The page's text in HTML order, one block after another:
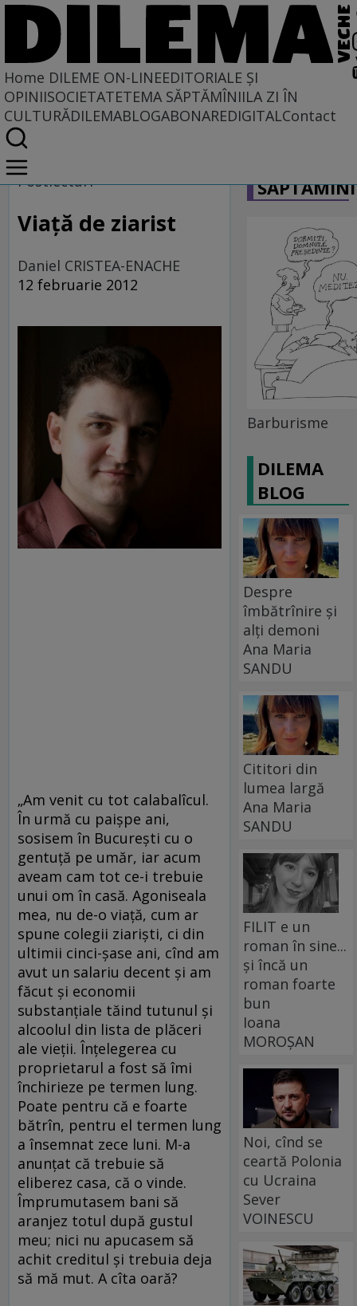
Home DILEME ON-LINEEDITORIALE ȘI
OPINIISOCIETATETEMA SĂPTĂMÎNIILA ZI ÎN
CULTURĂDILEMABLOGABONAREDIGITALContact
Home
Dileme on-line
Postlecturi
Viaţă de ziarist
Daniel CRISTEA-ENACHE
12 februarie 2012
„Am venit cu tot calabalîcul.
În urmă cu paişpe ani,
sosisem în Bucureşti cu o
gentuţă pe umăr, iar acum
aveam cam tot ce-i trebuie
unui om în casă. Agoniseala
mea, nu de-o viaţă, cum ar
spune colegii ziarişti, ci din
ultimii cinci-şase ani, cînd am
avut un salariu decent şi am
făcut şi economii
substanţiale tăind tutunul şi
alcoolul din lista de plăceri
ale vieţii. Înţelegerea cu
proprietarul a fost să îmi
închirieze pe termen lung.
Poate pentru că e foarte
bătrîn, pentru el termen lung
a însemnat zece luni. M-a
anunţat că trebuie să
eliberez casa, că o vinde.
Împrumutasem bani să
aranjez totul după gustul
meu; nici nu apucasem să
achit creditul şi trebuia deja
să mă mut. A cîta oară?
Barburisme
DILEMA
BLOG
Despre
îmbătrînire și
alți demoni
Ana Maria
SANDU
Cititori din
lumea largă
Ana Maria
SANDU
FILIT e un
roman în sine...
și încă un
roman foarte
bun
Ioana
MOROȘAN
Noi, cînd se
ceartă Polonia
cu Ucraina
Sever
VOINESCU